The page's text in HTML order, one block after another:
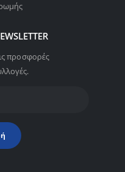
προσφορές